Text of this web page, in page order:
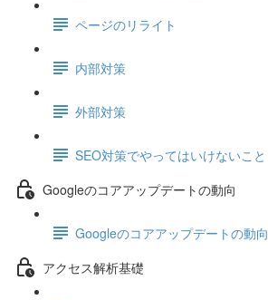
ページのリライト
内部対策
外部対策
SEO対策でやってはいけないこと
Googleのコアアップデートの動向
Googleのコアアップデートの動向
アクセス解析基礎